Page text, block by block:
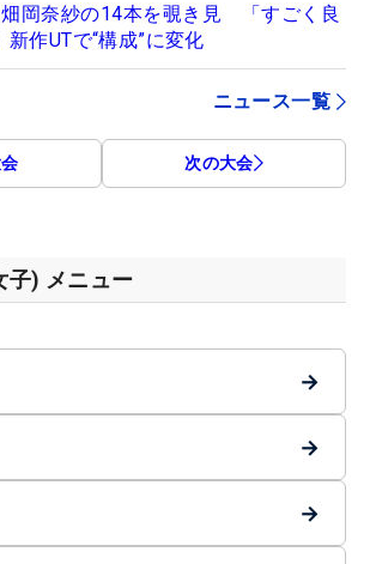
岡奈紗の14本を覗き見 「すごく良
新作UTで“構成”に変化
ニュース一覧
次の大会
子) メニュー
→
→
→